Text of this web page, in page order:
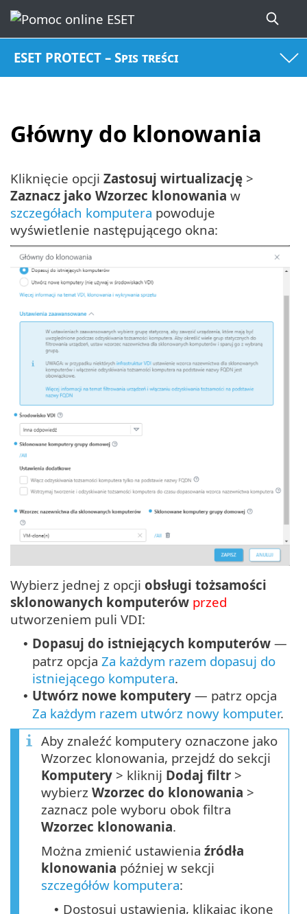
ESET PROTECT – Spis treści
Główny do klonowania
Kliknięcie opcji Zastosuj wirtualizację >
Zaznacz jako Wzorzec klonowania w
szczegółach komputera powoduje
wyświetlenie następującego okna:
Wybierz jednej z opcji obsługi tożsamości
sklonowanych komputerów przed
utworzeniem puli VDI:
• Dopasuj do istniejących komputerów —
patrz opcja Za każdym razem dopasuj do
istniejącego komputera.
• Utwórz nowe komputery — patrz opcja
Za każdym razem utwórz nowy komputer.
Aby znaleźć komputery oznaczone jako
Wzorzec klonowania, przejdź do sekcji
Komputery > kliknij Dodaj filtr >
wybierz Wzorzec do klonowania >
zaznacz pole wyboru obok filtra
Wzorzec klonowania.
Można zmienić ustawienia źródła
klonowania później w sekcji
szczegółów komputera:
• Dostosuj ustawienia, klikając ikonę